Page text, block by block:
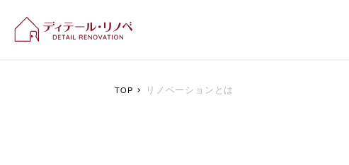
新潟のリフォーム＆リノ
TOP リノベーションとは